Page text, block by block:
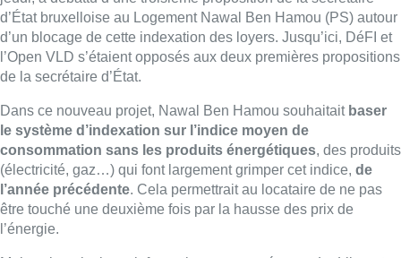
Mais selon plusieurs informations, annoncées par La Libre et
L’Écho et confirmées à bonne source, cette nouvelle
proposition a de nouveau étérejetée par DéFI et l’Open VLD.
Le ministre de l’Emploi Bernard Clerfayt (DéFI) souhaiterait
locataires. Et le dossier reste donc sur la table du
gouvernement bruxellois, alors que la secrétaire d’État
souhaite trouver un compromis d’ici au 21 juillet et les
vacances parlementaires.
Gr.I. avec Belga